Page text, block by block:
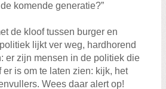
komende generatie?”
de kloof tussen burger en
lijkt ver weg, hardhorend
er zijn mensen in de politiek die
is om te laten zien: kijk, het
Wees daar alert op!